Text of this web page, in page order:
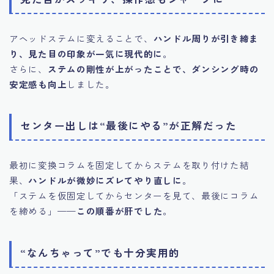
アヘッドステムに変えることで、 ハンドル周りが引き締ま
り、見た目の印象が一気に現代的に。
さらに、 ステムの剛性が上がったことで、ダンシング時の
安定感も向上 しました。
センター出しは“最後にやる”が正解だった
最初に変換コラムを固定してからステムを取り付けた結
果、 ハンドルが微妙にズレてやり直しに。
「ステムを仮固定してからセンターを見て、最後にコラム
を締める」——この順番が肝でした。
“なんちゃって”でも十分実用的